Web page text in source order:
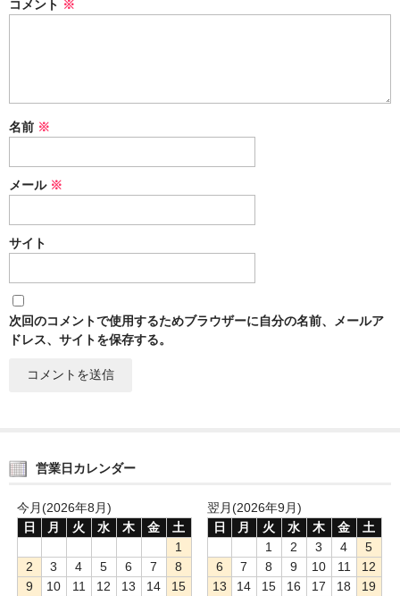
コメント ※
名前 ※
メール ※
サイト
次回のコメントで使用するためブラウザーに自分の名前、メールア
ドレス、サイトを保存する。
営業日カレンダー
今月(2026年8月)
日
月 火 水 木 金
土
1
2
3 4 5 6 7
8
9
10 11 12 13 14
15
翌月(2026年9月)
日
月 火 水 木 金
土
1
2 3 4
5
6
7 8 9 10 11
12
13
14 15 16 17 18
19